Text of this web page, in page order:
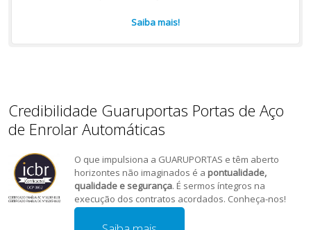
Saiba mais!
Credibilidade Guaruportas Portas de Aço
de Enrolar Automáticas
O que impulsiona a GUARUPORTAS e têm aberto
horizontes não imaginados é a pontualidade,
qualidade e segurança. É sermos íntegros na
execução dos contratos acordados. Conheça-nos!